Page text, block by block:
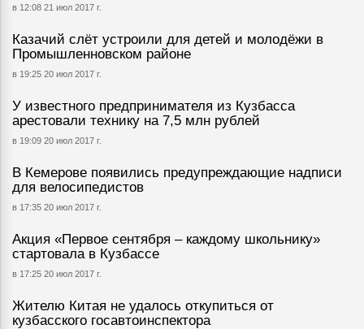
в 12:08 21 июл 2017 г.
Казачий слёт устроили для детей и молодёжи в
Промышленновском районе
в 19:25 20 июл 2017 г.
У известного предпринимателя из Кузбасса
арестовали технику на 7,5 млн рублей
в 19:09 20 июл 2017 г.
В Кемерове появились предупреждающие надписи
для велосипедистов
в 17:35 20 июл 2017 г.
Акция «Первое сентября – каждому школьнику»
стартовала в Кузбассе
в 17:25 20 июл 2017 г.
Жителю Китая не удалось откупиться от
кузбасского госавтоинспектора